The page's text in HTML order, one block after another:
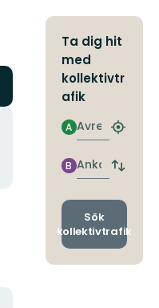
Ta dig hit
med
kollektivtr
afik
Avresa
A
Hitta
Ankomst
B
Byt
och
Sök
kollektivtrafik